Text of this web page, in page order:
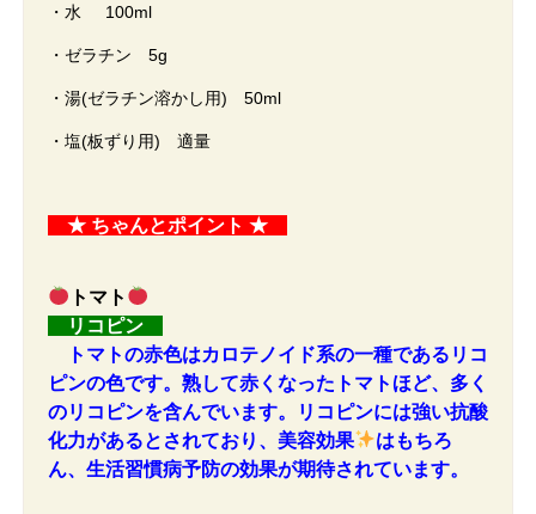
・水 100ml
・ゼラチン 5g
・湯(ゼラチン溶かし用) 50ml
・塩(板ずり用) 適量
★ ちゃんとポイント ★
トマト
リコピン
トマトの赤色はカロテノイド系の一種であるリコ
ピンの色です。熟して赤くなったトマトほど、多く
のリコピンを含んでいます。リコピンには強い抗酸
化力があるとされており、美容効果
はもちろ
ん、生活習慣病予防の効果が期待されています。